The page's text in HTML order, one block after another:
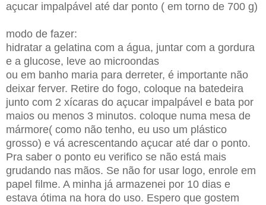
açucar impalpável até dar ponto ( em torno de 700 g)
modo de fazer:
hidratar a gelatina com a água, juntar com a gordura
e a glucose, leve ao microondas
ou em banho maria para derreter, é importante não
deixar ferver. Retire do fogo, coloque na batedeira
junto com 2 xícaras do açucar impalpável e bata por
maios ou menos 3 minutos. coloque numa mesa de
mármore( como não tenho, eu uso um plástico
grosso) e vá acrescentando açucar até dar o ponto.
Pra saber o ponto eu verifico se não está mais
grudando nas mãos. Se não for usar logo, enrole em
papel filme. A minha já armazenei por 10 dias e
estava ótima na hora do uso. Espero que gostem